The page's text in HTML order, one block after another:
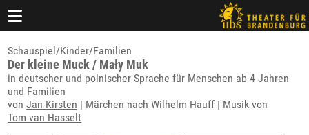
Schauspiel/Kinder/Familien
Der kleine Muck / Mały Muk
in deutscher und polnischer Sprache für Menschen ab 4 Jahren
und Familien
vonJan Kirsten | Märchen nach Wilhelm Hauff | Musik von
Tom van Hasselt